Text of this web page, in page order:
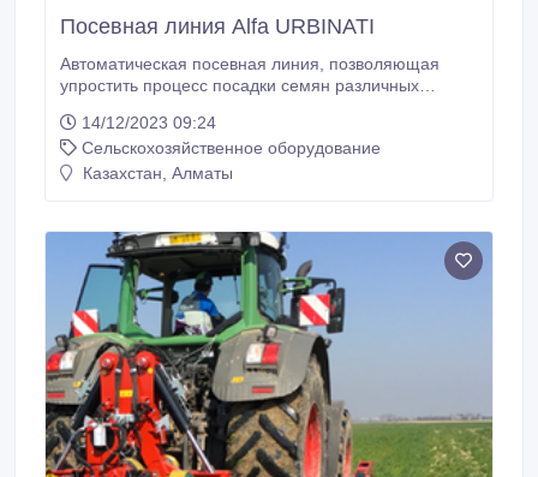
Посевная линия Alfa URBINATI
Автоматическая посевная линия, позволяющая
упростить процесс посадки семян различных
кассет/час посевным барабаном. Автоматически
выполняет: наполнение лотка(кассеты), посев
семян, увлажнение торфо-грунта, засыпание
пустого лотка(кассеты) в начале и снятие лотка
(кассеты) после полного цикла высадки).
14/12/2023 09:24
Сельскохозяйственное оборудование
Казахстан, Алматы